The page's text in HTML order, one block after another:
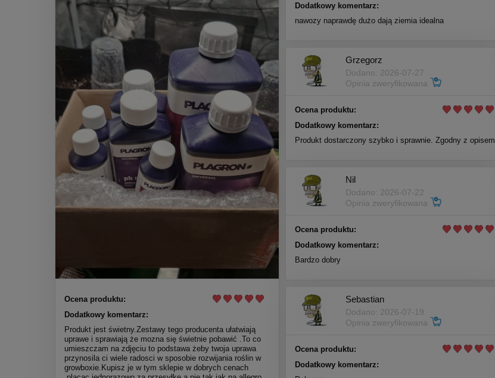
Ocena produktu:
Dodatkowy komentarz:
Produkt jest świetny.Zestawy tego producenta ułatwiają
uprawe i sprawiają że mozna się świetnie pobawić .To co
umieszczam na zdjęciu to podstawa żeby twoja uprawa
przynosila ci wiele radosci w sposobie rozwijania roślin w
growboxie.Kupisz je w tym sklepie w dobrych cenach
Dodatkowy komentarz:
nawozy naprawdę dużo dają ziemia idealna
Grzegorz
Dodano: 2026-07-27
Opinia zweryfikowana
Ocena produktu:
Dodatkowy komentarz:
Produkt dostarczony szybko i sprawnie. Zgodny z opisem.
Nil
Dodano: 2026-07-22
Opinia zweryfikowana
Ocena produktu:
Dodatkowy komentarz:
Bardzo dobry
Sebastian
Dodano: 2026-07-19
Opinia zweryfikowana
Ocena produktu:
Dodatkowy komentarz: